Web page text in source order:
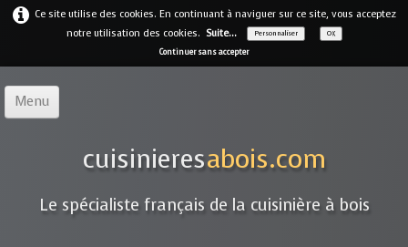
Ce site utilise des cookies. En continuant à naviguer sur ce site, vous acceptez
notre utilisation des cookies. Suite... Personnaliser OK
Continuer sans accepter
Menu
Notre offre▼
Notre entreprise
cuisinieresabois.com
Le spécialiste français de la cuisinière à bois